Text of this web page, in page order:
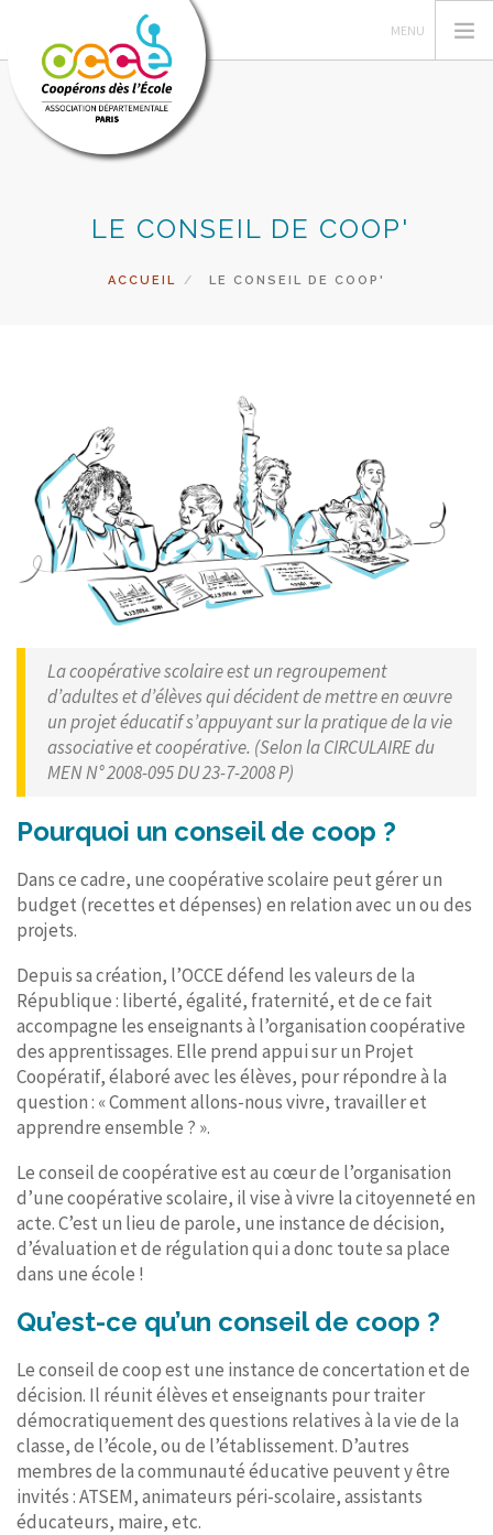
GERER SA COOPERATIVE
CONTACT
LE CONSEIL DE COOP'
ACCUEIL LE CONSEIL DE COOP'
La coopérative scolaire est un regroupement
d’adultes et d’élèves qui décident de mettre en œuvre
un projet éducatif s’appuyant sur la pratique de la vie
associative et coopérative. (Selon la CIRCULAIRE du
MEN N° 2008-095 DU 23-7-2008 P)
Pourquoi un conseil de coop ?
Dans ce cadre, une coopérative scolaire peut gérer un
budget (recettes et dépenses) en relation avec un ou des
projets.
Depuis sa création, l’OCCE défend les valeurs de la
République : liberté, égalité, fraternité, et de ce fait
accompagne les enseignants à l’organisation coopérative
des apprentissages. Elle prend appui sur un Projet
Coopératif, élaboré avec les élèves, pour répondre à la
question : « Comment allons-nous vivre, travailler et
apprendre ensemble ? ».
Le conseil de coopérative est au cœur de l’organisation
d’une coopérative scolaire, il vise à vivre la citoyenneté en
acte. C’est un lieu de parole, une instance de décision,
d’évaluation et de régulation qui a donc toute sa place
dans une école !
Qu’est-ce qu’un conseil de coop ?
Le conseil de coop est une instance de concertation et de
décision. Il réunit élèves et enseignants pour traiter
démocratiquement des questions relatives à la vie de la
classe, de l’école, ou de l’établissement. D’autres
membres de la communauté éducative peuvent y être
invités : ATSEM, animateurs péri-scolaire, assistants
éducateurs, maire, etc.